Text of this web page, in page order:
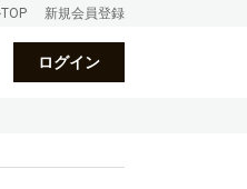
新規会員登録
ログイン